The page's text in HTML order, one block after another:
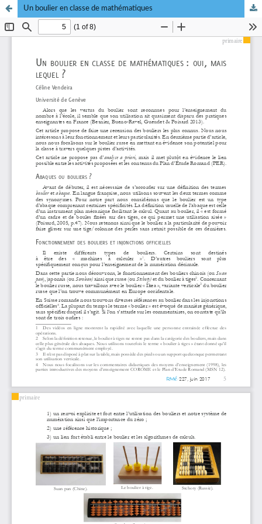
Un boulier en classe de mathématiques